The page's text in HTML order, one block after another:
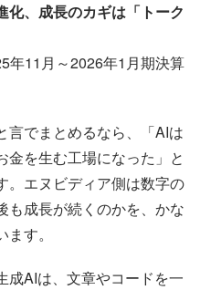
化、成長のカギは「トーク
年11月～2026年1月期決算
言でまとめるなら、「AIは
金を生む工場になった」と
。エヌビディア側は数字の
も成長が続くのかを、かな
す。
成AIは、文章やコードを一